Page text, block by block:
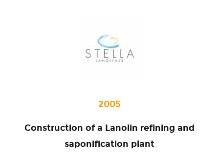
2005
Construction of a Lanolin refining and
saponification plant